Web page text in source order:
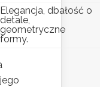
Elegancja, dbałość o
detale,
geometryczne
formy.